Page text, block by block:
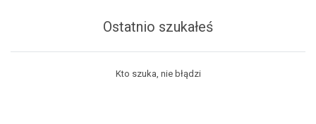
Ostatnio szukałeś
Kto szuka, nie błądzi